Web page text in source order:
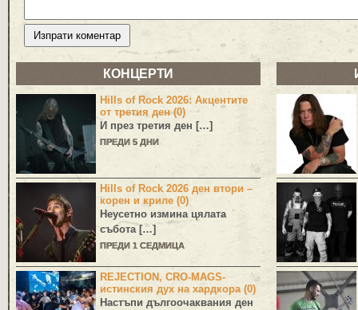
КОНЦЕРТИ
Hills of Rock 2026: Акцентите
от третия ден (0)
И през третия ден […]
ПРЕДИ 5 ДНИ
Hills of Rock 2026 ден втори –
корен и криле (0)
Неусетно измина цялата
събота […]
ПРЕДИ 1 СЕДМИЦА
REJECTION, CRO-MAGS-
истинския дух на хардкора (0)
Настъпи дългоочаквания ден